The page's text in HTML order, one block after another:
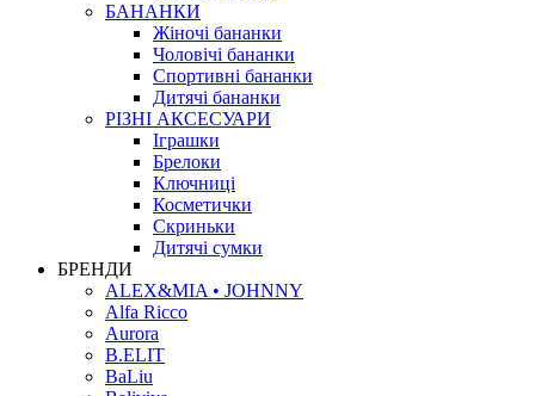
БАНАНКИ
Жіночі бананки
Чоловічі бананки
Спортивні бананки
Дитячі бананки
РІЗНІ АКСЕСУАРИ
Іграшки
Брелоки
Ключниці
Косметички
Скриньки
Дитячі сумки
БРЕНДИ
ALEX&MIA • JOHNNY
Alfa Ricco
Aurora
B.ELIT
BaLiu